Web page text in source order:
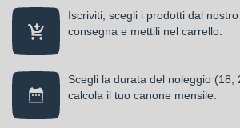
Iscriviti, scegli i prodotti dal
consegna e mettili nel carrello.
Scegli la durata del noleggio (18,
calcola il tuo canone mensile.